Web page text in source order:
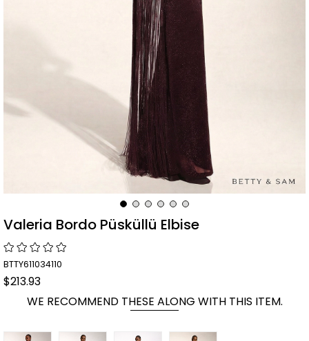
Valeria Bordo Püsküllü Elbise
BTTY611034110
$213.93
WE RECOMMEND THESE ALONG WITH THIS ITEM.